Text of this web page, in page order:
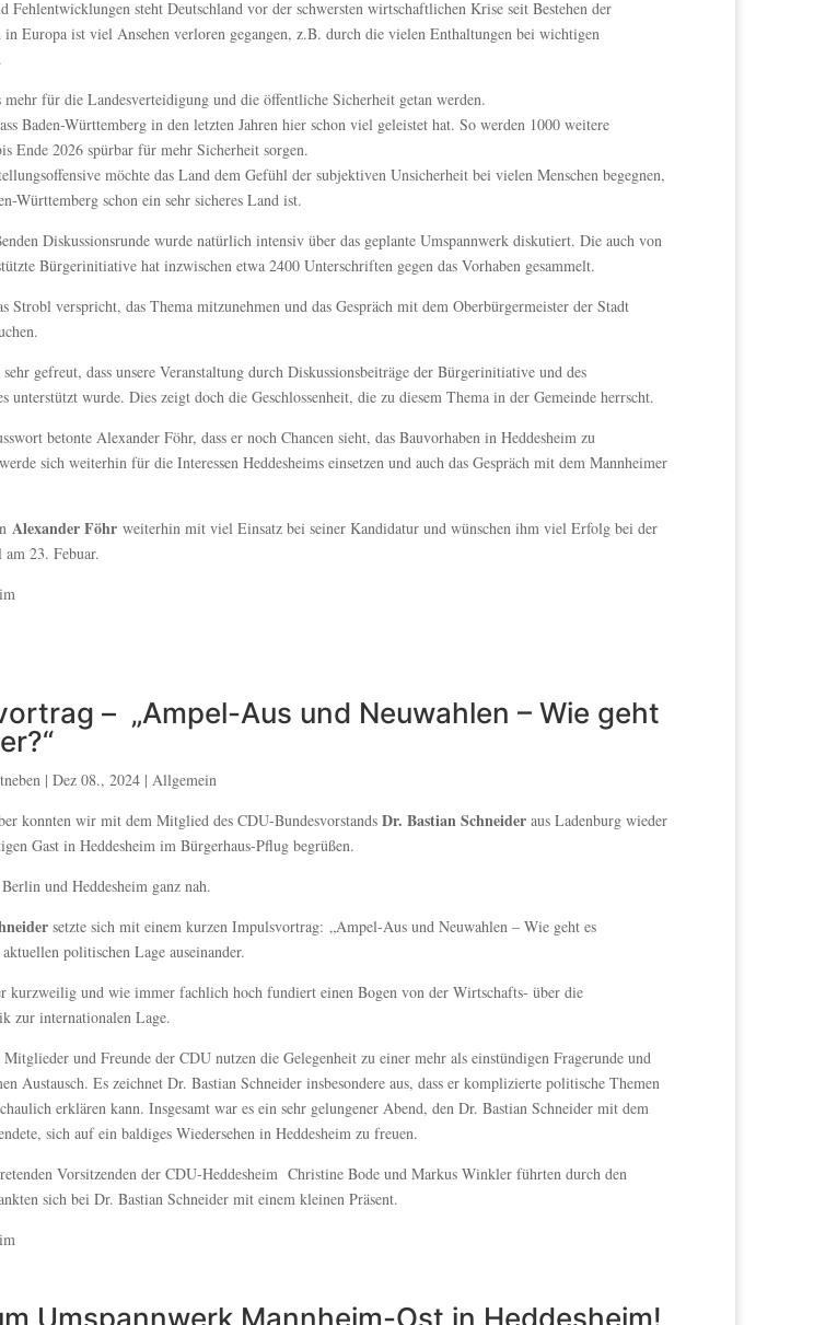
Fehlentwicklungen steht Deutschland vor der schwersten wirtschaftlichen Krise seit Bestehen der
Europa ist viel Ansehen verloren gegangen, z.B. durch die vielen Enthaltungen bei wichtigen
für die Landesverteidigung und die öffentliche Sicherheit getan werden.
Baden-Württemberg in den letzten Jahren hier schon viel geleistet hat. So werden 1000 weitere
Ende 2026 spürbar für mehr Sicherheit sorgen.
möchte das Land dem Gefühl der subjektiven Unsicherheit bei vielen Menschen begegnen,
Württemberg schon ein sehr sicheres Land ist.
Diskussionsrunde wurde natürlich intensiv über das geplante Umspannwerk diskutiert. Die auch von
Bürgerinitiative hat inzwischen etwa 2400 Unterschriften gegen das Vorhaben gesammelt.
Strobl verspricht, das Thema mitzunehmen und das Gespräch mit dem Oberbürgermeister der Stadt
sehr gefreut, dass unsere Veranstaltung durch Diskussionsbeiträge der Bürgerinitiative und des
unterstützt wurde. Dies zeigt doch die Geschlossenheit, die zu diesem Thema in der Gemeinde herrscht.
betonte Alexander Föhr, dass er noch Chancen sieht, das Bauvorhaben in Heddesheim zu
sich weiterhin für die Interessen Heddesheims einsetzen und auch das Gespräch mit dem Mannheimer
Alexander Föhr weiterhin mit viel Einsatz bei seiner Kandidatur und wünschen ihm viel Erfolg bei der
am 23. Febuar.
– „Ampel-Aus und Neuwahlen – Wie geht
| Dez 08., 2024 | Allgemein
konnten wir mit dem Mitglied des CDU-Bundesvorstands Dr. Bastian Schneideraus Ladenburg wieder
Gast in Heddesheim im Bürgerhaus-Pflug begrüßen.
und Heddesheim ganz nah.
setzte sich mit einem kurzen Impulsvortrag: „Ampel-Aus und Neuwahlen – Wie geht es
politischen Lage auseinander.
kurzweilig und wie immer fachlich hoch fundiert einen Bogen von der Wirtschafts- über die
zur internationalen Lage.
und Freunde der CDU nutzen die Gelegenheit zu einer mehr als einstündigen Fragerunde und
Austausch. Es zeichnet Dr. Bastian Schneider insbesondere aus, dass er komplizierte politische Themen
erklären kann. Insgesamt war es ein sehr gelungener Abend, den Dr. Bastian Schneider mit dem
sich auf ein baldiges Wiedersehen in Heddesheim zu freuen.
Vorsitzenden der CDU-Heddesheim Christine Bode und Markus Winkler führten durch den
sich bei Dr. Bastian Schneider mit einem kleinen Präsent.